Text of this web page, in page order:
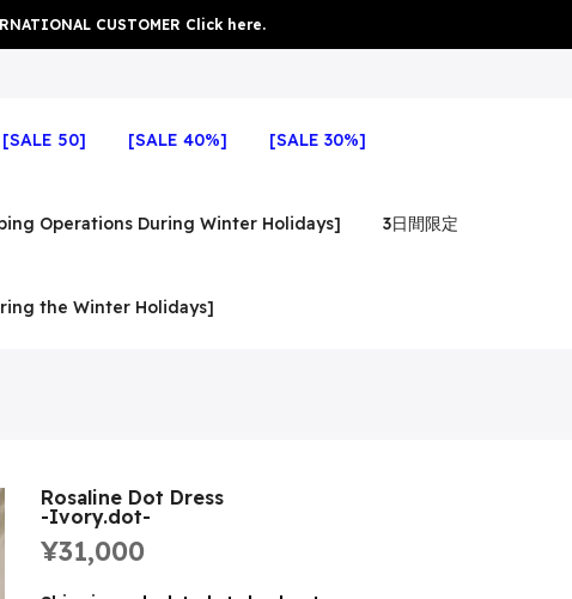
CUSTOMER Click here.
[SALE 50] [SALE 40%] [SALE 30%]
Operations During Winter Holidays] 3日間限定
the Winter Holidays]
Rosaline Dot Dress
-Ivory.dot-
¥31,000